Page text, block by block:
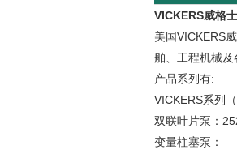
VICKERS威格
美国VICKERS
舶、工程机械
产品系列有:
VICKERS系列
双联叶片泵：
变量柱塞泵：